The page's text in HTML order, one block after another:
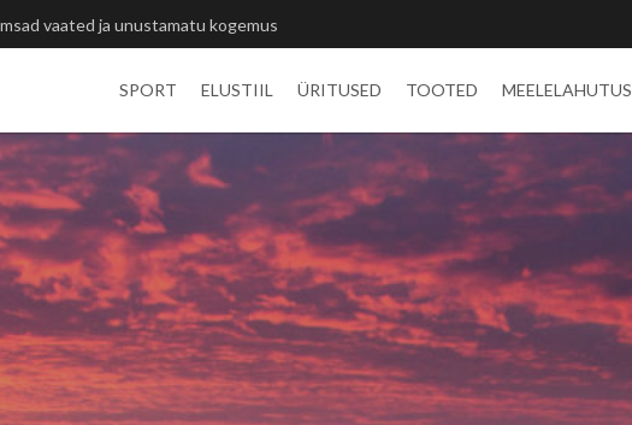
ja tiitlivõistluste medalid
SPORT ELUSTIIL ÜRITUSED TOOTED MEELELAHUTUS